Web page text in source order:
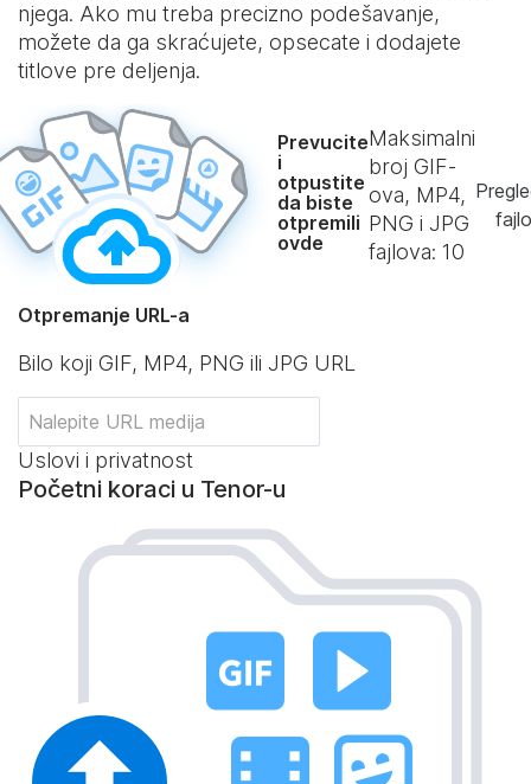
njega. Ako mu treba precizno podešavanje,
možete da ga skraćujete, opsecate i dodajete
titlove pre deljenja.
Prevucite
i
otpustite
da biste
otpremili
ovde
Maksimalni
broj GIF-
ova, MP4,
PNG i JPG
fajlova: 10
Otpremanje URL-a
Bilo koji GIF, MP4, PNG ili JPG URL
Uslovi i privatnost
Početni koraci u Tenor-u